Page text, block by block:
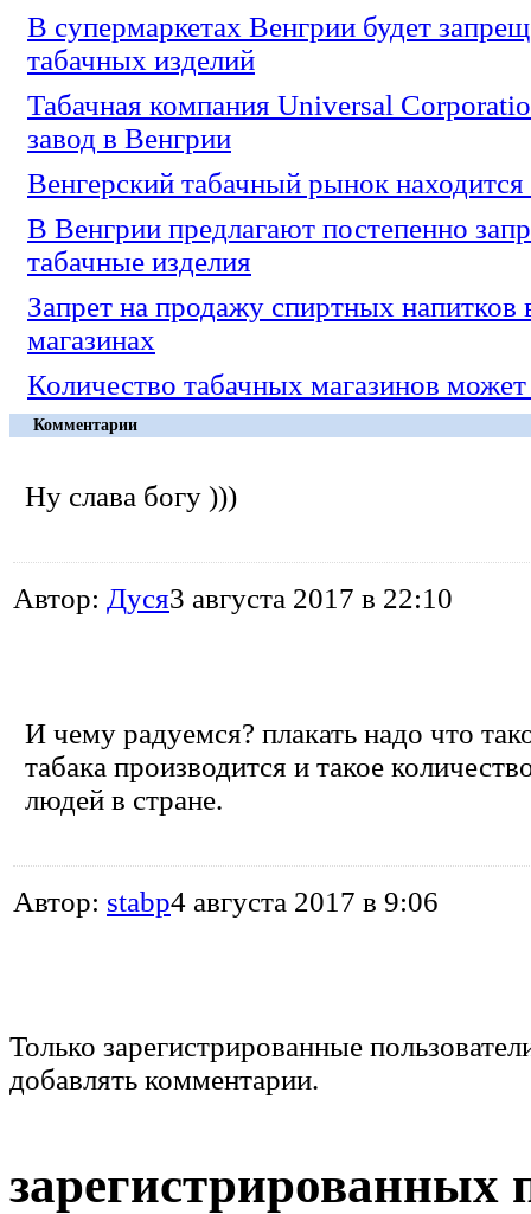
В супермаркетах Венгрии будет
табачных изделий
Табачная компания Universal
завод в Венгрии
Венгерский табачный рынок
В Венгрии предлагают постепенно
табачные изделия
Запрет на продажу спиртных напитков
магазинах
Количество табачных магазинов может
Комментарии
Ну слава богу )))
Автор: Дуся3 августа 2017 в 22:10
И чему радуемся? плакать надо что
табака производится и такое
людей в стране.
Автор: stabp4 августа 2017 в 9:06
Только зарегистрированные
добавлять комментарии.
зарегистрированных